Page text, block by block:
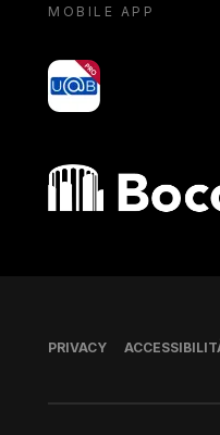
MOBILE APP
yoU@B
Bocconi shop
Piè di pagina
PRIVACY